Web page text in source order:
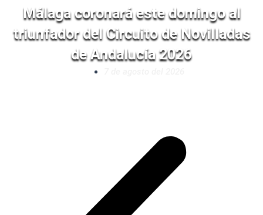
Málaga coronará este domingo al
triunfador del Circuito de Novilladas
de Andalucía 2026